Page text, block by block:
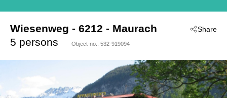
Share
Wiesenweg - 6212 - Maurach
5 persons
Object-no.: 532-919094